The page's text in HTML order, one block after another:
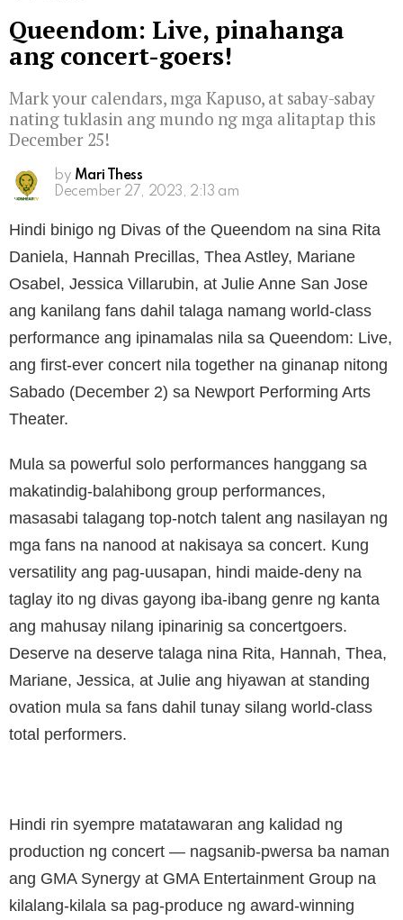
Queendom: Live, pinahanga
ang concert-goers!
Mark your calendars, mga Kapuso, at sabay-sabay
nating tuklasin ang mundo ng mga alitaptap this
December 25!
by Mari Thess
December 27, 2023, 2:13 am
Hindi binigo ng Divas of the Queendom na sina Rita
Daniela, Hannah Precillas, Thea Astley, Mariane
Osabel, Jessica Villarubin, at Julie Anne San Jose
ang kanilang fans dahil talaga namang world-class
performance ang ipinamalas nila sa Queendom: Live,
ang first-ever concert nila together na ginanap nitong
Sabado (December 2) sa Newport Performing Arts
Theater.
Mula sa powerful solo performances hanggang sa
makatindig-balahibong group performances,
masasabi talagang top-notch talent ang nasilayan ng
mga fans na nanood at nakisaya sa concert. Kung
versatility ang pag-uusapan, hindi maide-deny na
taglay ito ng divas gayong iba-ibang genre ng kanta
ang mahusay nilang ipinarinig sa concertgoers.
Deserve na deserve talaga nina Rita, Hannah, Thea,
Mariane, Jessica, at Julie ang hiyawan at standing
ovation mula sa fans dahil tunay silang world-class
total performers.
Hindi rin syempre matatawaran ang kalidad ng
production ng concert — nagsanib-pwersa ba naman
ang GMA Synergy at GMA Entertainment Group na
kilalang-kilala sa pag-produce ng award-winning